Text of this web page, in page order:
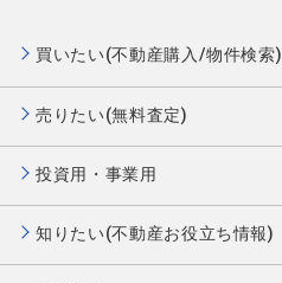
買いたい(不動産購入/物件検索)
売りたい(無料査定)
投資用・事業用
知りたい(不動産お役立ち情報)